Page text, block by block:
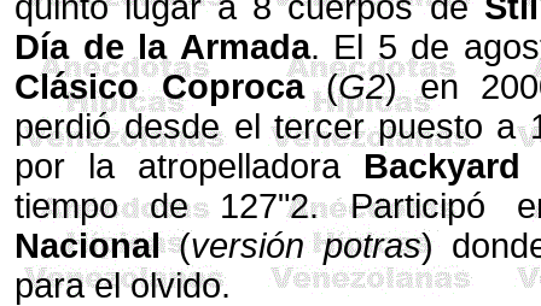
Día de la Armada. El 5 de
Clásico Coproca(G2) en
perdió desde el tercer puesto a
por la atropelladora Backyard
tiempo de 127"2.
Nacional(versión potras)
para el olvido.